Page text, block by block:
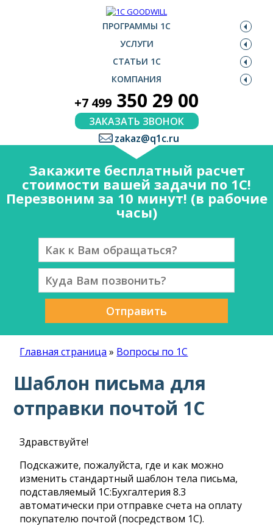
ПРОГРАММЫ 1С
УСЛУГИ
СТАТЬИ 1С
КОМПАНИЯ
+7 499 350 29 00
ЗАКАЗАТЬ ЗВОНОК
zakaz@q1c.ru
Закажите бесплатный расчет
стоимости вашей задачи по 1С!
Перезвоним за 10 минут! (в рабочие
часы)
Отправить
Главная страница » Вопросы по 1С
Шаблон письма для
отправки почтой 1С
Здравствуйте!
Подскажите, пожалуйста, где и как можно
изменить стандартный шаблон тела письма,
подставляемый 1С:Бухгалтерия 8.3
автоматически при отправке счета на оплату
покупателю почтой (посредством 1С).